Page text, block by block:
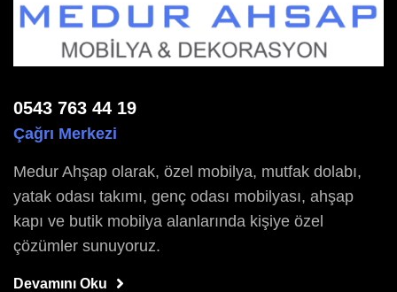
0543 763 44 19
Çağrı Merkezi
Medur Ahşap olarak, özel mobilya, mutfak dolabı,
yatak odası takımı, genç odası mobilyası, ahşap
kapı ve butik mobilya alanlarında kişiye özel
çözümler sunuyoruz.
Devamını Oku